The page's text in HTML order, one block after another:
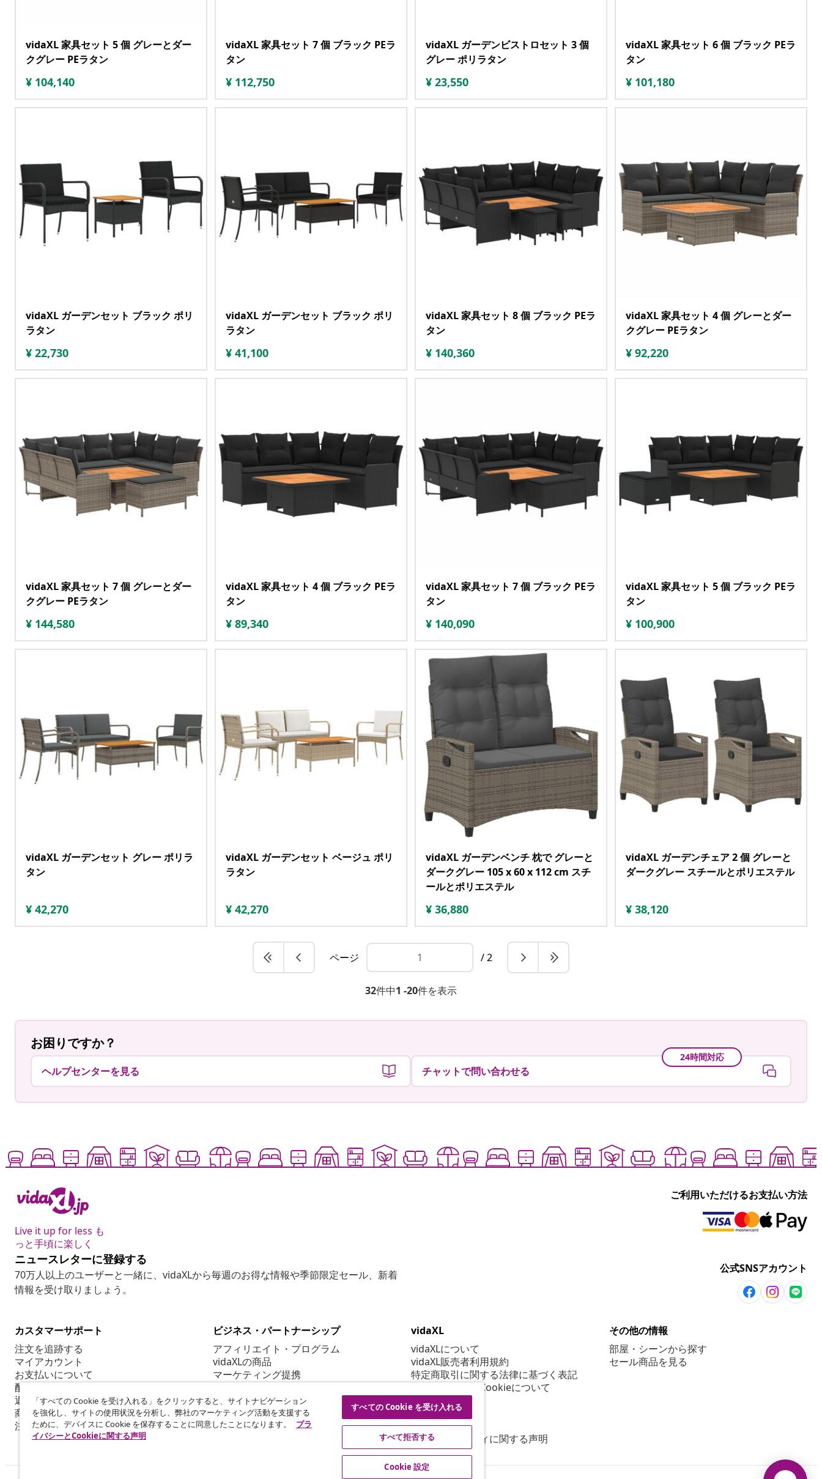
vidaXL 家具セット 5 個 グレーとダー
クグレー PEラタン
¥ 104,140
vidaXL 家具セット 7 個 ブラック PEラ
タン
¥ 112,750
vidaXL ガーデンビストロセット 3 個
グレー ポリラタン
¥ 23,550
vidaXL 家具セット 6 個 ブラック PEラ
タン
¥ 101,180
vidaXL ガーデンセット ブラック ポリ
ラタン
¥ 22,730
vidaXL ガーデンセット ブラック ポリ
ラタン
¥ 41,100
vidaXL 家具セット 8 個 ブラック PEラ
タン
¥ 140,360
vidaXL 家具セット 4 個 グレーとダー
クグレー PEラタン
¥ 92,220
vidaXL 家具セット 7 個 グレーとダー
クグレー PEラタン
¥ 144,580
vidaXL 家具セット 4 個 ブラック PEラ
タン
¥ 89,340
vidaXL 家具セット 7 個 ブラック PEラ
タン
¥ 140,090
vidaXL 家具セット 5 個 ブラック PEラ
タン
¥ 100,900
vidaXL ガーデンセット グレー ポリラ
タン
¥ 42,270
vidaXL ガーデンセット ベージュ ポリ
ラタン
¥ 42,270
vidaXL ガーデンベンチ 枕で グレーと
ダークグレー 105 x 60 x 112 cm スチ
ールとポリエステル
¥ 36,880
vidaXL ガーデンチェア 2 個 グレーと
ダークグレー スチールとポリエステル
¥ 38,120
ページ / 2
32件中1 -20件を表示
お困りですか？
ヘルプセンターを見る
24時間対応
チャットで問い合わせる
Live it up for less も
っと手頃に楽しく
ご利用いただけるお支払い方法
ニュースレターに登録する
70万人以上のユーザーと一緒に、vidaXLから毎週のお得な情報や季節限定セール、新着
情報を受け取りましょう。
公式SNSアカウント
カスタマーサポート
注文を追跡する
マイアカウント
お支払いについて
配送について
返品について
商品情報
注文について
ビジネス・パートナーシップ
アフィリエイト・プログラム
vidaXLの商品
マーケティング提携
vidaXL
vidaXLについて
vidaXL販売者利用規約
特定商取引に関する法律に基づく表記
プライバシー＆Cookieについて
Cookie 設定
行動規範
セキュリティ
アクセシビリティに関する声明
その他の情報
部屋・シーンから探す
セール商品を見る
「すべての Cookie を受け入れる」をクリックすると、サイトナビゲーション
を強化し、サイトの使用状況を分析し、弊社のマーケティング活動を支援する
ために、デバイスに Cookie を保存することに同意したことになります。
プラ
イバシーとCookieに関する声明
すべての Cookie を受け入れる
すべて拒否する
Cookie 設定